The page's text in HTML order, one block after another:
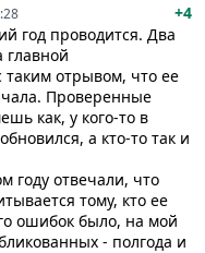
+4
год проводится. Два
главной
отрывом, что ее
Проверенные
как, у кого-то в
а кто-то так и
году отвечали, что
тому, кто ее
ошибок было, на мой
- полгода и